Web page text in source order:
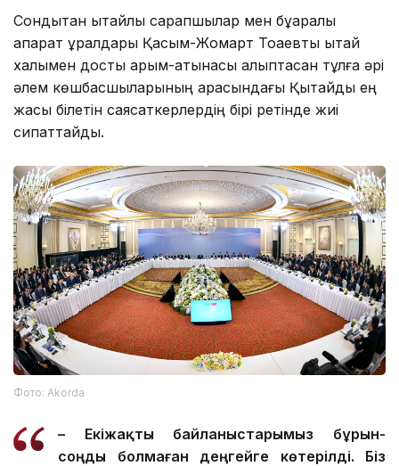
Сондықтан қытайлық сарапшылар мен бұқаралық
ақпарат құралдары Қасым-Жомарт Тоқаевты қытай
халқымен достық қарым-қатынасы қалыптасқан тұлға әрі
әлем көшбасшыларының арасындағы Қытайды ең
жақсы білетін саясаткерлердің бірі ретінде жиі
сипаттайды.
Фото: Аkorda
– Екіжақты байланыстарымыз бұрын-
соңды болмаған деңгейге көтерілді. Біз